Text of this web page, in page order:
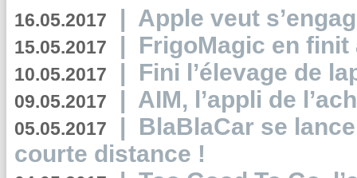
16.05.2017 | Apple veut
15.05.2017 | FrigoMagic en
10.05.2017 | Fini l’élevage de
09.05.2017 | AIM, l’appli de
05.05.2017 | BlaBlaCar se
courte distance !